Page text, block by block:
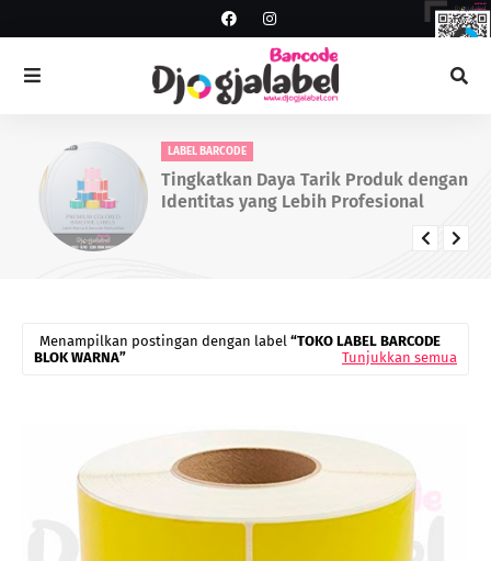
LABEL BARCODE
Tingkatkan Daya Tarik Produk dengan
Identitas yang Lebih Profesional
Menampilkan postingan dengan label TOKO LABEL BARCODE
BLOK WARNA
Tunjukkan semua